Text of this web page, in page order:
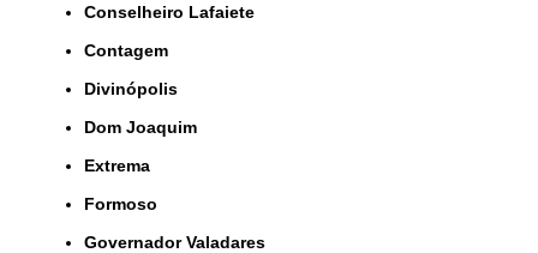
Conselheiro Lafaiete
Contagem
Divinópolis
Dom Joaquim
Extrema
Formoso
Governador Valadares